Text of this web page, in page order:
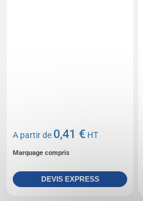
A partir de 0,41 € HT
Marquage compris
DEVIS EXPRESS